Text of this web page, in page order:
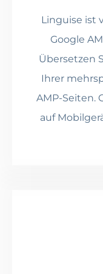
Linguise ist
Google
Übersetzen
Ihrer
AMP-Seiten.
auf